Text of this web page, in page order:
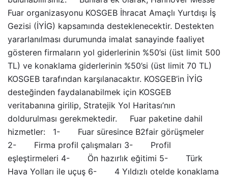
Fuar organizasyonu KOSGEB İhracat Amaçlı Yurtdışı İş
Gezisi (İYİG) kapsamında desteklenecektir. Destekten
yararlanılması durumunda imalat sanayinde faaliyet
gösteren firmaların yol giderlerinin %50’si (üst limit 500
TL) ve konaklama giderlerinin %50’si (üst limit 70 TL)
KOSGEB tarafından karşılanacaktır. KOSGEB’in İYİG
desteğinden faydalanabilmek için KOSGEB
veritabanına girilip, Stratejik Yol Haritası’nın
doldurulması gerekmektedir. Fuar paketine dahil
hizmetler: 1- Fuar süresince B2fair görüşmeler
2- Firma profil çalışmaları 3- Profil
eşleştirmeleri 4- Ön hazırlık eğitimi 5- Türk
Hava Yolları ile uçuş 6- 4 Yıldızlı otelde konaklama